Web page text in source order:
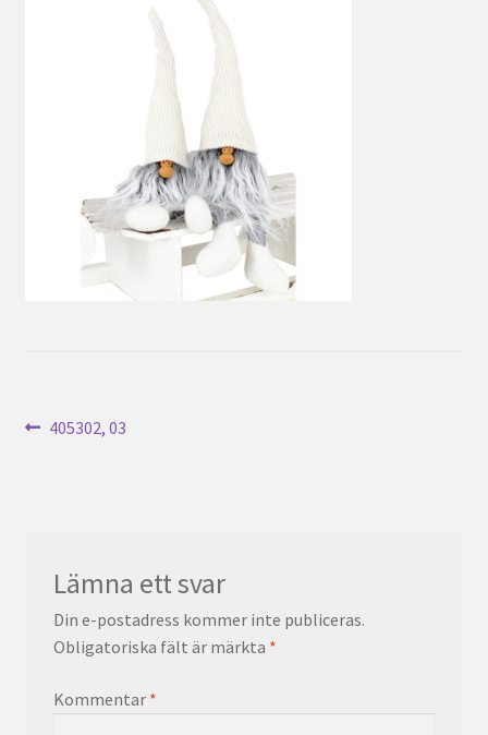
Inläggsnavigering
Föregående
405302, 03
Lämna ett svar
Din e-postadress kommer inte publiceras.
Obligatoriska fält är märkta *
Kommentar *